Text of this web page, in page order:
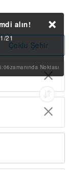
Çoklu Şehir
alın!
21
Noktası